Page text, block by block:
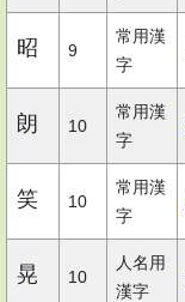
昭 9
常用漢
字
朗 10
常用漢
字
笑 10
常用漢
字
晃 10
人名用
漢字